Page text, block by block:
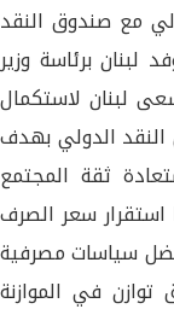
مع صندوق النقد
توجه وفد لبنان برئاسة وزير
لبنان لاستكمال
الدولي بهدف
ثقة المجتمع
استقرار سعر الصرف
ليرة للدولار بفضل سياسات مصرفية
في الموازنة